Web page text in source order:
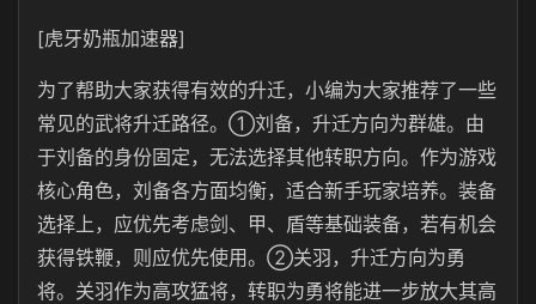
[虎牙奶瓶加速器]
为了帮助大家获得有效的升迁，小编为大家推荐了一些
常见的武将升迁路径。①刘备，升迁方向为群雄。由
于刘备的身份固定，无法选择其他转职方向。作为游戏
核心角色，刘备各方面均衡，适合新手玩家培养。装备
选择上，应优先考虑剑、甲、盾等基础装备，若有机会
获得铁鞭，则应优先使用。②关羽，升迁方向为勇
将。关羽作为高攻猛将，转职为勇将能进一步放大其高